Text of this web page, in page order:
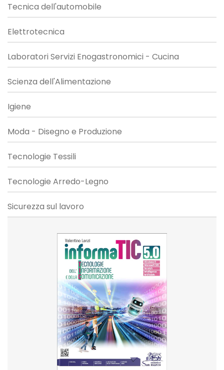
Tecnica dell'automobile
Elettrotecnica
Laboratori Servizi Enogastronomici - Cucina
Scienza dell'Alimentazione
Igiene
Moda - Disegno e Produzione
Tecnologie Tessili
Tecnologie Arredo-Legno
Sicurezza sul lavoro